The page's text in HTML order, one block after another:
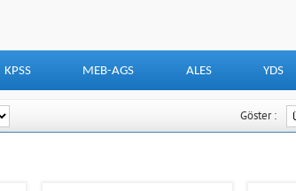
KPSS MEB-AGS ALES YDS
Göster :